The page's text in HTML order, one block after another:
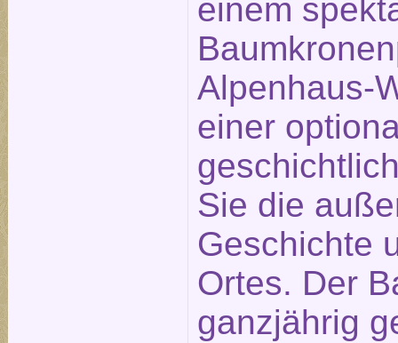
einem
Alpenhaus-
einer
Sie die
Geschichte
Ortes. Der
ganzjährig